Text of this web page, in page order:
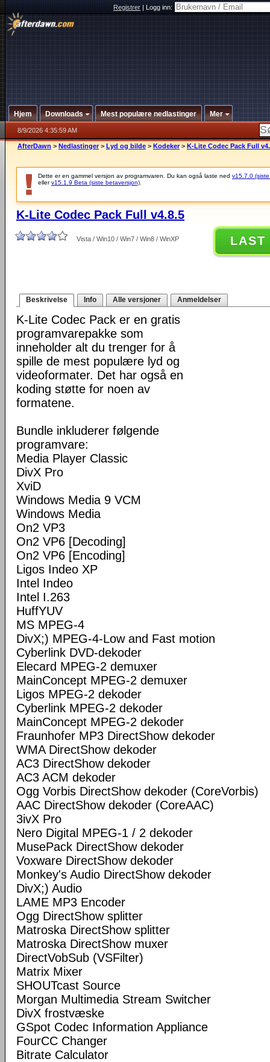
Registrer|Logg inn:
Hjem Downloads Mest populære nedlastinger Mer
8/9/2026 4:35:59 AM
AfterDawn > Nedlastinger > Lyd og bilde > Kodeker > K-Lite Codec Pack Full
Dette er en gammel versjon av programvaren. Du kan også laste ned v15.7.0
ellerv15.1.9 Beta (siste betaversjon)
K-Lite Codec Pack Full v4.8.5
Vista / Win10 / Win7 / Win8 / WinXP LAST
Beskrivelse Info Alle versjoner Anmeldelser
K-Lite Codec Pack er en gratis
programvarepakke som
inneholder alt du trenger for å
spille de mest populære lyd og
videoformater. Det har også en
koding støtte for noen av
formatene.
Bundle inkluderer følgende
programvare:
Media Player Classic
DivX Pro
XviD
Windows Media 9 VCM
Windows Media
On2 VP3
On2 VP6 [Decoding]
On2 VP6 [Encoding]
Ligos Indeo XP
Intel Indeo
Intel I.263
HuffYUV
MS MPEG-4
DivX;) MPEG-4-Low and Fast motion
Cyberlink DVD-dekoder
Elecard MPEG-2 demuxer
MainConcept MPEG-2 demuxer
Ligos MPEG-2 dekoder
Cyberlink MPEG-2 dekoder
MainConcept MPEG-2 dekoder
Fraunhofer MP3 DirectShow dekoder
WMA DirectShow dekoder
AC3 DirectShow dekoder
AC3 ACM dekoder
Ogg Vorbis DirectShow dekoder (CoreVorbis)
AAC DirectShow dekoder (CoreAAC)
3ivX Pro
Nero Digital MPEG-1 / 2 dekoder
MusePack DirectShow dekoder
Voxware DirectShow dekoder
Monkey's Audio DirectShow dekoder
DivX;) Audio
LAME MP3 Encoder
Ogg DirectShow splitter
Matroska DirectShow splitter
Matroska DirectShow muxer
DirectVobSub (VSFilter)
Matrix Mixer
SHOUTcast Source
Morgan Multimedia Stream Switcher
DivX frostvæske
GSpot Codec Information Appliance
FourCC Changer
Bitrate Calculator